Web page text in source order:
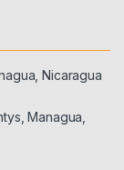
Nicaragua
Managua,